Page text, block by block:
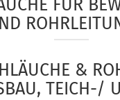
FÜR
&
TEICH-/